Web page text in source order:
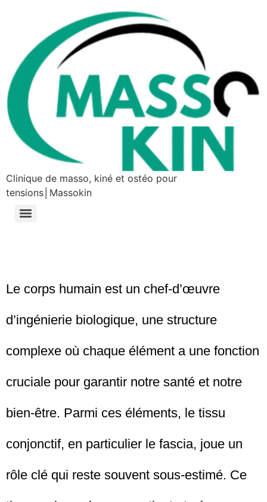
Clinique de masso, kiné et ostéo pour
tensions│Massokin
Le corps humain est un chef-d’œuvre
d’ingénierie biologique, une structure
complexe où chaque élément a une fonction
cruciale pour garantir notre santé et notre
bien-être. Parmi ces éléments, le tissu
conjonctif, en particulier le fascia, joue un
rôle clé qui reste souvent sous-estimé. Ce